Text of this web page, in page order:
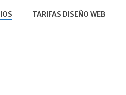
TARIFAS DISEÑO WEB